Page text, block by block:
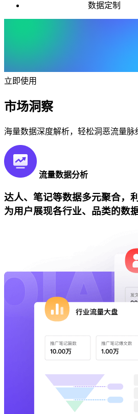
数据定制
立即使用
市场洞察
海量数据深度解析，轻松洞恶流量脉
流量数据分析
达人、笔记等数据多元聚合，
为用户展现各行业、品类的数